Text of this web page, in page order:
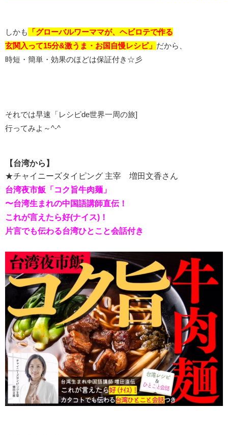
しかも
「グローバルワーママが、ヘビロテで作る
玄関入って15分&激うま・お国自慢レシピ」 だから、
時短・簡単・効果のほどは保証付き☆彡
それでは早速「レシピde世界一周の旅]
行ってみよ～^-^
【台湾から】
★チャイニーズタイピング 主宰 増田文香さん
台湾夜市飯「コク旨牛肉麺」
〜台湾生まれの中国語講師直伝！
これが言えたら好(ナイス)！
片言でも伝わる台湾ひとこと会話付き